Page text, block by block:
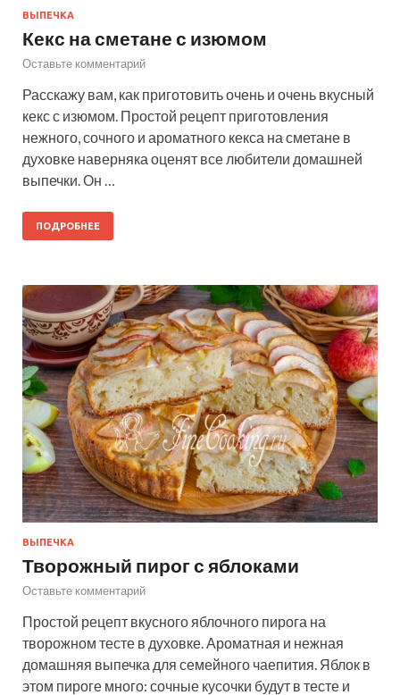
ВЫПЕЧКА
Кекс на сметане с изюмом
Оставьте комментарий
Расскажу вам, как приготовить очень и очень вкусный
кекс с изюмом. Простой рецепт приготовления
нежного, сочного и ароматного кекса на сметане в
духовке наверняка оценят все любители домашней
выпечки. Он …
ПОДРОБНЕЕ
ВЫПЕЧКА
Творожный пирог с яблоками
Оставьте комментарий
Простой рецепт вкусного яблочного пирога на
творожном тесте в духовке. Ароматная и нежная
домашняя выпечка для семейного чаепития. Яблок в
этом пироге много: сочные кусочки будут в тесте и